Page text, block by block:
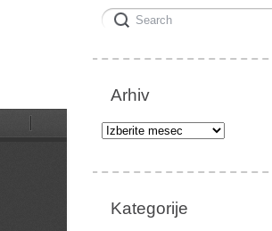
Arhiv
Arhiv
Kategorije